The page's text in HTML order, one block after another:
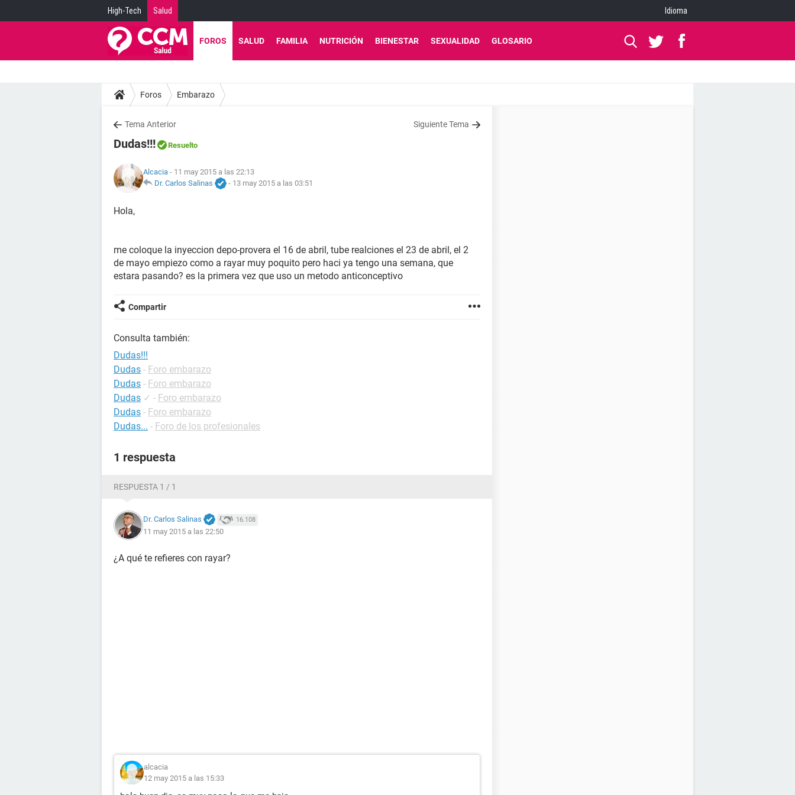
High-Tech Salud Idioma
FOROS SALUD FAMILIA NUTRICIÓN BIENESTAR SEXUALIDAD GLOSARIO
Foros Embarazo
Tema Anterior Siguiente Tema
Dudas!!! Resuelto
Alcacia - 11 may 2015 a las 22:13
Dr. Carlos Salinas
- 13 may 2015 a las 03:51
Hola,
me coloque la inyeccion depo-provera el 16 de abril, tube realciones el 23 de abril, el 2
de mayo empiezo como a rayar muy poquito pero haci ya tengo una semana, que
estara pasando? es la primera vez que uso un metodo anticonceptivo
Compartir
Consulta también:
Dudas!!!
Dudas - Foro embarazo
Dudas - Foro embarazo
Dudas ✓ - Foro embarazo
Dudas - Foro embarazo
Dudas... - Foro de los profesionales
1 respuesta
RESPUESTA 1 / 1
Dr. Carlos Salinas 16.108
11 may 2015 a las 22:50
¿A qué te refieres con rayar?
alcacia
12 may 2015 a las 15:33